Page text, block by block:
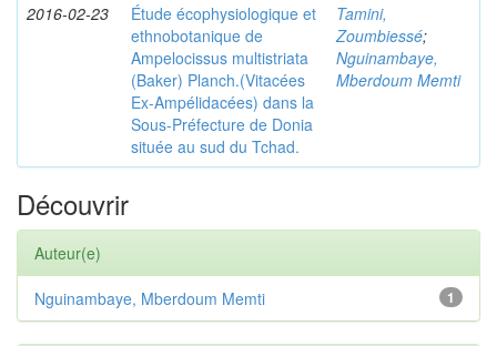
2016-02-23
Étude écophysiologique et
ethnobotanique de
Ampelocissus multistriata
(Baker) Planch.(Vitacées
Ex-Ampélidacées) dans la
Sous-Préfecture de Donia
située au sud du Tchad.
Tamini,
Zoumbiessé;
Nguinambaye,
Mberdoum Memti
Découvrir
Auteur(e)
1
Nguinambaye, Mberdoum Memti